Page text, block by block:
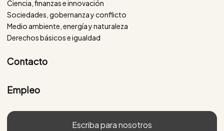
Ciencia, finanzas e innovación
Sociedades, gobernanza y conflicto
Medio ambiente, energía y naturaleza
Derechos básicos e igualdad
Contacto
Empleo
Escriba para nosotros